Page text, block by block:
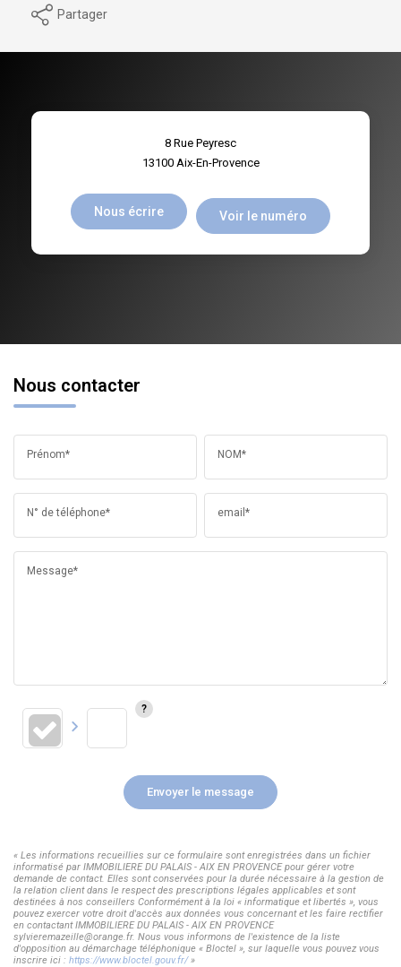
Partager
8 Rue Peyresc
13100 Aix-En-Provence
Nous écrire Voir le numéro
Nous contacter
Prénom* NOM*
N° de téléphone* email*
Message*
Envoyer le message
« Les informations recueillies sur ce formulaire sont enregistrées dans un fichier
informatisé par IMMOBILIERE DU PALAIS - AIX EN PROVENCE pour gérer votre
demande de contact. Elles sont conservées pour la durée nécessaire à la gestion de
la relation client dans le respect des prescriptions légales applicables et sont
destinées à nos conseillers Conformément à la loi « informatique et libertés », vous
pouvez exercer votre droit d'accès aux données vous concernant et les faire rectifier
en contactant IMMOBILIERE DU PALAIS - AIX EN PROVENCE
sylvieremazeille@orange.fr. Nous vous informons de l'existence de la liste
d'opposition au démarchage téléphonique « Bloctel », sur laquelle vous pouvez vous
inscrire ici : https://www.bloctel.gouv.fr/»